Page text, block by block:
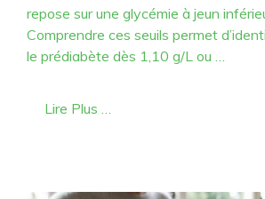
repose sur une glycémie à jeun
Comprendre ces seuils permet
le prédiabète dès 1,10 g/L ou …
Lire Plus …